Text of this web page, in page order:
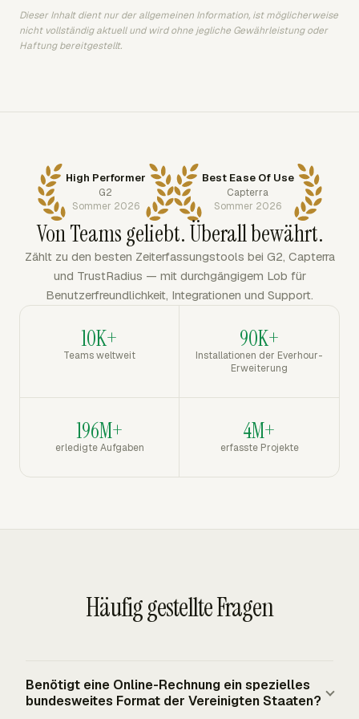
Dieser Inhalt dient nur der allgemeinen Information, ist möglicherweise
nicht vollständig aktuell und wird ohne jegliche Gewährleistung oder
Haftung bereitgestellt.
High Performer
G2
Sommer 2026
Best Ease Of Use
Capterra
Sommer 2026
Von Teams geliebt. Überall bewährt.
Zählt zu den besten Zeiterfassungstools bei G2, Capterra
und TrustRadius — mit durchgängigem Lob für
Benutzerfreundlichkeit, Integrationen und Support.
10K+
Teams weltweit
90K+
Installationen der Everhour-
Erweiterung
196M+
erledigte Aufgaben
4M+
erfasste Projekte
Häufig gestellte Fragen
Benötigt eine Online-Rechnung ein spezielles
bundesweites Format der Vereinigten Staaten?